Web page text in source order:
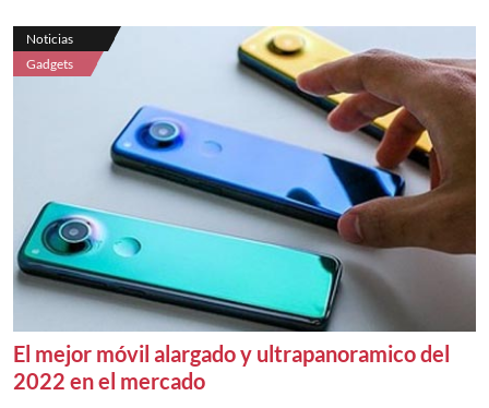
Noticias
Gadgets
El mejor móvil alargado y ultrapanoramico del
2022 en el mercado